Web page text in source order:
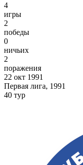
4
игры
2
победы
0
ничьих
2
поражения
22 окт 1991
Первая лига, 1991
40 тур